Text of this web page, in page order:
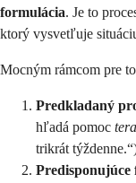
formulácia. Je to
ktorý vysvetľuje
Mocným rámcom pre
Predkladaný
hľadá pomoc
trikrát
Predisponujúce